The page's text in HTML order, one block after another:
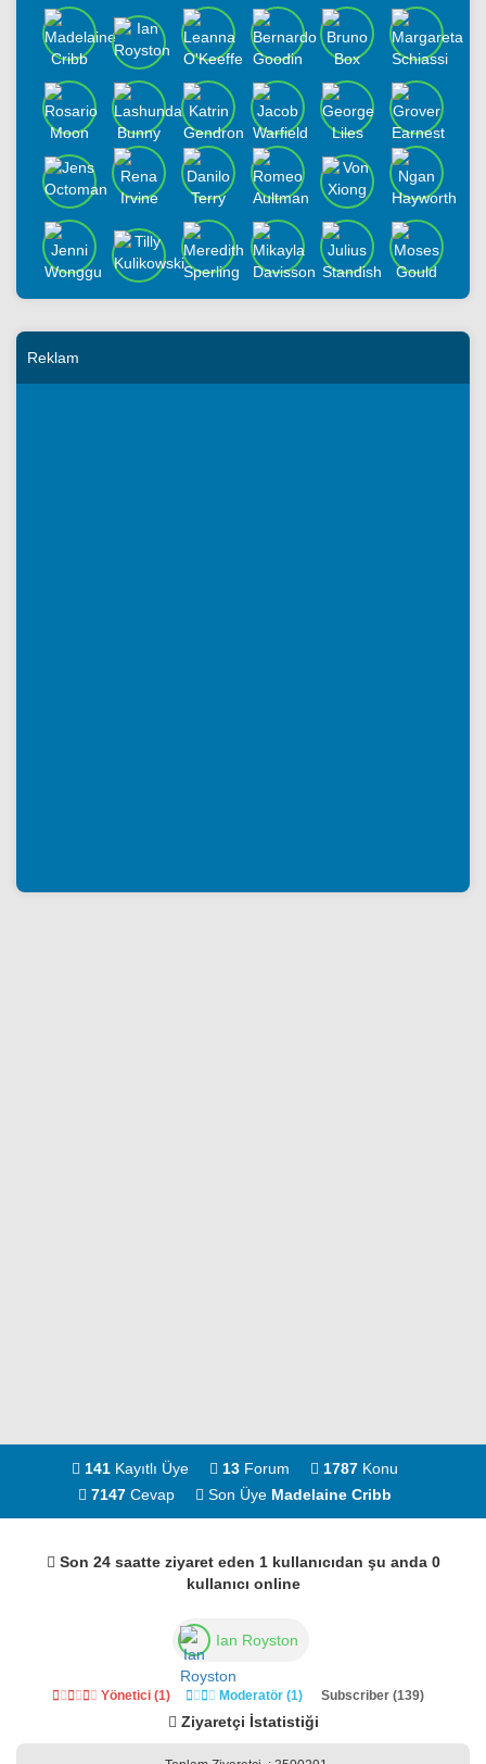
Reklam
141 Kayıtlı Üye 13 Forum 1787 Konu
7147 Cevap Son Üye Madelaine Cribb
Son 24 saatte ziyaret eden 1 kullanıcıdan şu anda 0
kullanıcı online
Ian Royston
Yönetici (1) Moderatör (1) Subscriber (139)
Ziyaretçi İstatistiği